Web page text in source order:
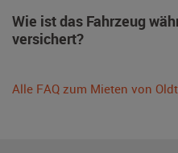
Wie ist das Fahrzeug
versichert?
Alle FAQ zum Mieten von